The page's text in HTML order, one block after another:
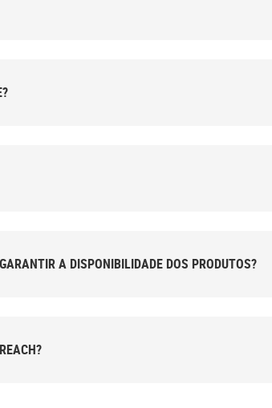
PARA GARANTIR A DISPONIBILIDADE DOS PRODUTOS?